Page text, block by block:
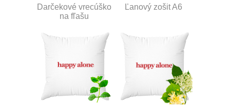
Darčekové vrecúško
na fľašu
Ľanový zošit A6